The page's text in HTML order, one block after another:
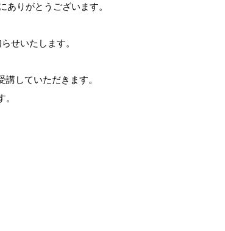
ありがとうございます。
せいたします。
していただきます。